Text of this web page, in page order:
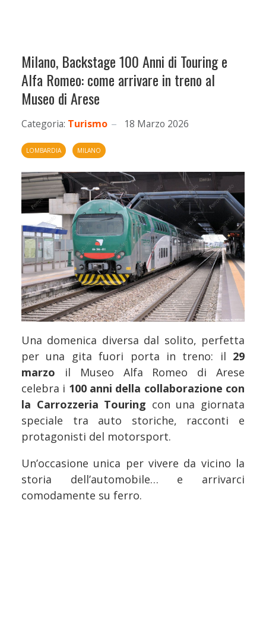
Milano, Backstage 100 Anni di Touring e
Alfa Romeo: come arrivare in treno al
Museo di Arese
Categoria: Turismo 18 Marzo 2026
LOMBARDIA MILANO
Una domenica diversa dal solito, perfetta
per una gita fuori porta in treno: il 29
marzo il Museo Alfa Romeo di Arese
celebra i 100 anni della collaborazione con
la Carrozzeria Touring con una giornata
speciale tra auto storiche, racconti e
protagonisti del motorsport.
Un’occasione unica per vivere da vicino la
storia dell’automobile… e arrivarci
comodamente su ferro.